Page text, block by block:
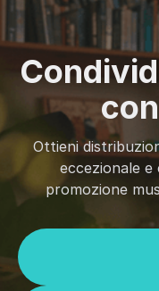
Ottieni
eccezionale
promozione